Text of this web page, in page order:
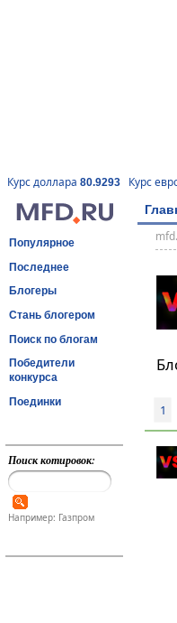
Курс доллара 80.9293 Курс
Популярное
Последнее
Блогеры
Стань блогером
Поиск по блогам
Победители
конкурса
Поединки
Поиск котировок:
Например: Газпром
1